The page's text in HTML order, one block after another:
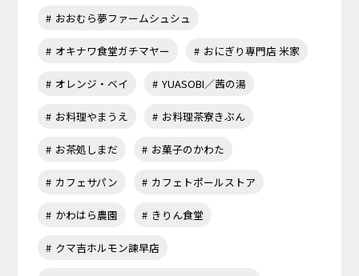
おおむら夢ファームシュシュ
オキナワ食堂ガチマヤー おにぎり専門店 米家
オレンジ・ベイ YUASOBI／茜の湯
お料理やまうえ お料理茶寮きぶん
お茶処しまだ お菓子のかわた
カフェサパン カフェトポールストア
かわはら農園 きりん食堂
クマ吉ホルモン諫早店